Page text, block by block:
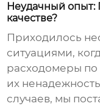
Неудачный опыт:
качестве?
Приходилось
ситуациями,
расходомеры по
их
случаев, мы